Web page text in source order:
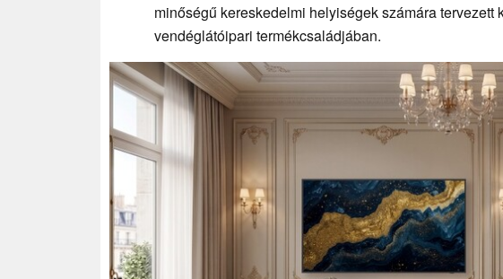
minőségű kereskedelmi helyiségek számára
vendéglátóipari termékcsaládjában.